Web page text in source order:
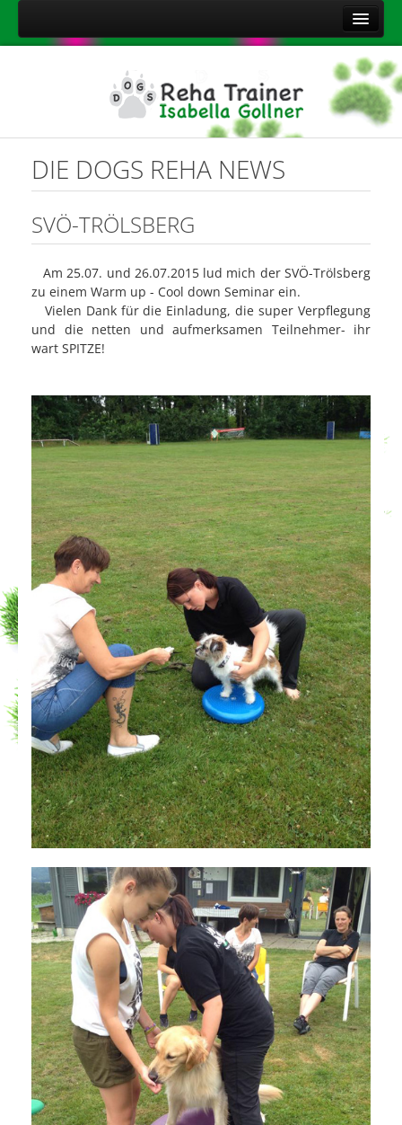
Kontakt
Sitemap
Impressum
Datenschutzerklärung
Onlineshop Nahrungsergänzungsmittel
DIE DOGS REHA NEWS
SVÖ-TRÖLSBERG
Am 25.07. und 26.07.2015 lud mich der SVÖ-Trölsberg
zu einem Warm up - Cool down Seminar ein.
Vielen Dank für die Einladung, die super Verpflegung
und die netten und aufmerksamen Teilnehmer- ihr
wart SPITZE!